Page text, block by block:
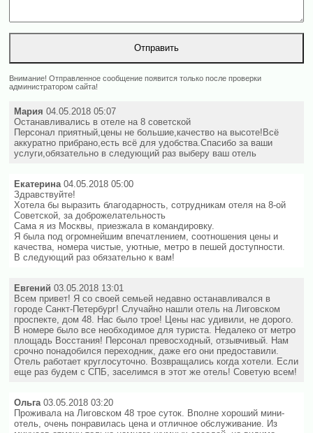
Внимание! Отправленное сообщение появится только после проверки
администратором сайта!
Мария 04.05.2018 05:07
Останавливались в отеле на 8 советской
Персонал приятный,цены не большие,качество на высоте!Всё
аккуратно прибрано,есть всё для удобства.Спасибо за ваши
услуги,обязательно в следующий раз выберу ваш отель
Екатерина04.05.2018 05:00
Здравствуйте!
Хотела бы выразить благодарность, сотрудникам отеля на 8-ой
Советской, за доброжелательность
Сама я из Москвы, приезжала в командировку.
Я была под огромнейшим впечатлением, соотношения цены и
качества, номера чистые, уютные, метро в пешей доступности.
В следующий раз обязательно к вам!
Евгений 03.05.2018 13:01
Всем привет! Я со своей семьей недавно останавливался в
городе Санкт-Петербург! Случайно нашли отель на Лиговском
проспекте, дом 48. Нас было трое! Цены нас удивили, не дорого.
В номере было все необходимое для туриста. Недалеко от метро
площадь Восстания! Персонал превосходный, отзывчивый. Нам
срочно понадобился переходник, даже его они предоставили.
Отель работает круглосуточно. Возвращались когда хотели. Если
еще раз будем с СПБ, заселимся в этот же отель! Советую всем!
Ольга 03.05.2018 03:20
Проживала на Лиговском 48 трое суток. Вполне хороший мини-
отель, очень понравилась цена и отличное обслуживание. Из